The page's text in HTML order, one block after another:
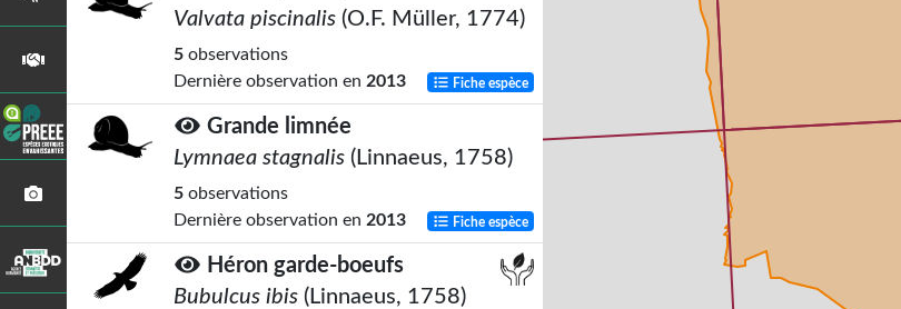
Valvata piscinalis (O.F. Müller, 1774)
5 observations
Dernière observation en 2013 Fiche espèce
Grande limnée
Lymnaea stagnalis (Linnaeus, 1758)
5 observations
Dernière observation en 2013 Fiche espèce
Héron garde-boeufs
Bubulcus ibis (Linnaeus, 1758)